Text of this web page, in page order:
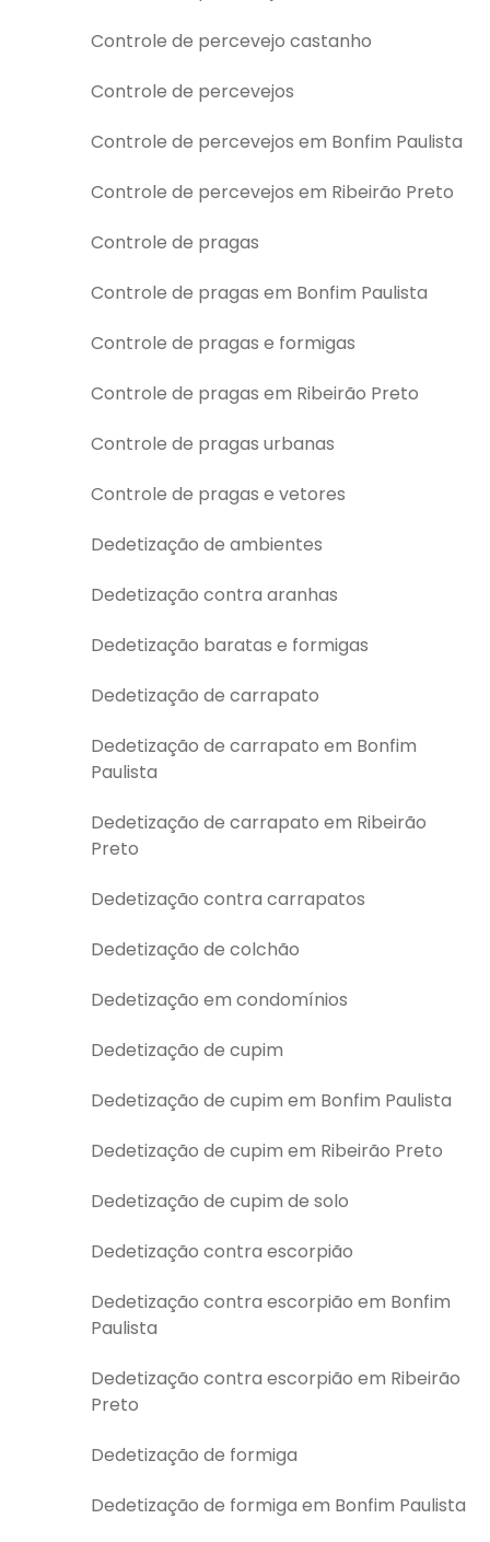
Controle de percevejo castanho
Controle de percevejos
Controle de percevejos em Bonfim Paulista
Controle de percevejos em Ribeirão Preto
Controle de pragas
Controle de pragas em Bonfim Paulista
Controle de pragas e formigas
Controle de pragas em Ribeirão Preto
Controle de pragas urbanas
Controle de pragas e vetores
Dedetização de ambientes
Dedetização contra aranhas
Dedetização baratas e formigas
Dedetização de carrapato
Dedetização de carrapato em Bonfim
Paulista
Dedetização de carrapato em Ribeirão
Preto
Dedetização contra carrapatos
Dedetização de colchão
Dedetização em condomínios
Dedetização de cupim
Dedetização de cupim em Bonfim Paulista
Dedetização de cupim em Ribeirão Preto
Dedetização de cupim de solo
Dedetização contra escorpião
Dedetização contra escorpião em Bonfim
Paulista
Dedetização contra escorpião em Ribeirão
Preto
Dedetização de formiga
Dedetização de formiga em Bonfim Paulista